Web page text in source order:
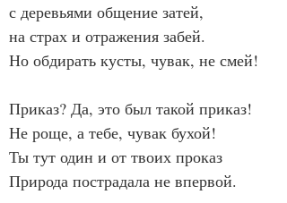
с деревьями общение затей,
на страх и отражения забей.
Но обдирать кусты, чувак, не смей!
Приказ? Да, это был такой приказ!
Не роще, а тебе, чувак бухой!
Ты тут один и от твоих проказ
Природа пострадала не впервой.